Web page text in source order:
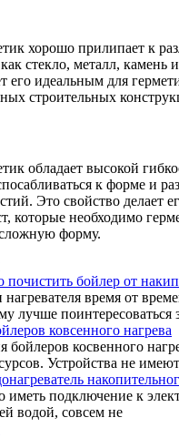
хорошо прилипает к
стекло, металл, камень
его идеальным для
строительных
обладает высокой
к форме и
Это свойство делает
которые необходимо
форму.
почистить бойлер от
время от
лучше поинтересоваться
ковсенного нагрева
бойлеров косвенного
Устройства не имеют
иметь подключение к
водой, совсем не